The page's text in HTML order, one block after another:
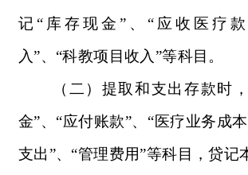
记“库存现金”、“应收医疗
入”、“科教项目收入”等科目。
（二）提取和支出存款时
金”、“应付账款”、“医疗业务成
支出”、“管理费用”等科目，贷记